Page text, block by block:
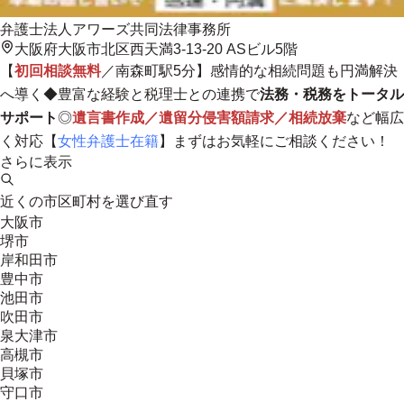
弁護士法人アワーズ共同法律事務所
大阪府大阪市北区西天満3-13-20 ASビル5階
【初回相談無料／南森町駅5分】感情的な相続問題も円満解決
へ導く◆豊富な経験と税理士との連携で法務・税務をトータル
サポート◎遺言書作成／遺留分侵害額請求／相続放棄など幅広
く対応【女性弁護士在籍】まずはお気軽にご相談ください！
さらに表示
近くの市区町村を選び直す
大阪市
堺市
岸和田市
豊中市
池田市
吹田市
泉大津市
高槻市
貝塚市
守口市